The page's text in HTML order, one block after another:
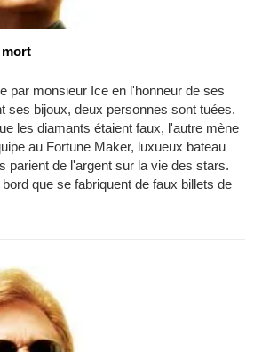
mort
par monsieur Ice en l'honneur de ses
ses bijoux, deux personnes sont tuées.
les diamants étaient faux, l'autre mène
au Fortune Maker, luxueux bateau
parient de l'argent sur la vie des stars.
que se fabriquent de faux billets de